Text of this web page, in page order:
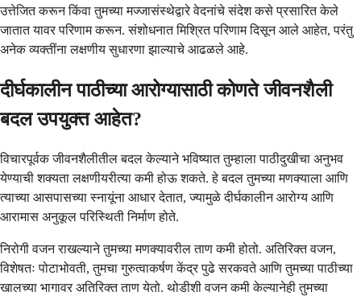
उत्तेजित करून किंवा तुमच्या मज्जासंस्थेद्वारे वेदनांचे संदेश कसे प्रसारित केले
जातात यावर परिणाम करून. संशोधनात मिश्रित परिणाम दिसून आले आहेत, परंतु
अनेक व्यक्तींना लक्षणीय सुधारणा झाल्याचे आढळले आहे.
दीर्घकालीन पाठीच्या आरोग्यासाठी कोणते जीवनशैली
बदल उपयुक्त आहेत?
विचारपूर्वक जीवनशैलीतील बदल केल्याने भविष्यात तुम्हाला पाठीदुखीचा अनुभव
येण्याची शक्यता लक्षणीयरीत्या कमी होऊ शकते. हे बदल तुमच्या मणक्याला आणि
त्याच्या आसपासच्या स्नायूंना आधार देतात, ज्यामुळे दीर्घकालीन आरोग्य आणि
आरामास अनुकूल परिस्थिती निर्माण होते.
निरोगी वजन राखल्याने तुमच्या मणक्यावरील ताण कमी होतो. अतिरिक्त वजन,
विशेषतः पोटाभोवती, तुमचा गुरुत्वाकर्षण केंद्र पुढे सरकवते आणि तुमच्या पाठीच्या
खालच्या भागावर अतिरिक्त ताण येतो. थोडीशी वजन कमी केल्यानेही तुमच्या